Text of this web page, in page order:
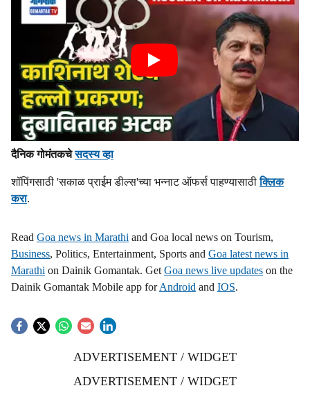
दैनिक गोमंतकचेसदस्य व्हा
शॉपिंगसाठी 'सकाळ प्राईम डील्स'च्या भन्नाट ऑफर्स पाहण्यासाठीक्लिक
करा.
Read Goa news in Marathi and Goa local news on Tourism,
Business, Politics, Entertainment, Sports and Goa latest news in
Marathi on Dainik Gomantak. Get Goa news live updates on the
Dainik Gomantak Mobile app forAndroid and IOS.
ADVERTISEMENT / WIDGET
ADVERTISEMENT / WIDGET